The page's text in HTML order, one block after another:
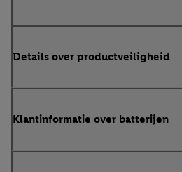
Details over productveiligheid
Klantinformatie over batterijen